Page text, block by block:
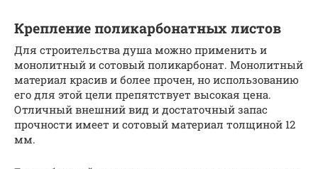
Крепление поликарбонатных листов
Для строительства душа можно применить и
монолитный и сотовый поликарбонат. Монолитный
материал красив и более прочен, но использованию
его для этой цели препятствует высокая цена.
Отличный внешний вид и достаточный запас
прочности имеет и сотовый материал толщиной 12
мм.